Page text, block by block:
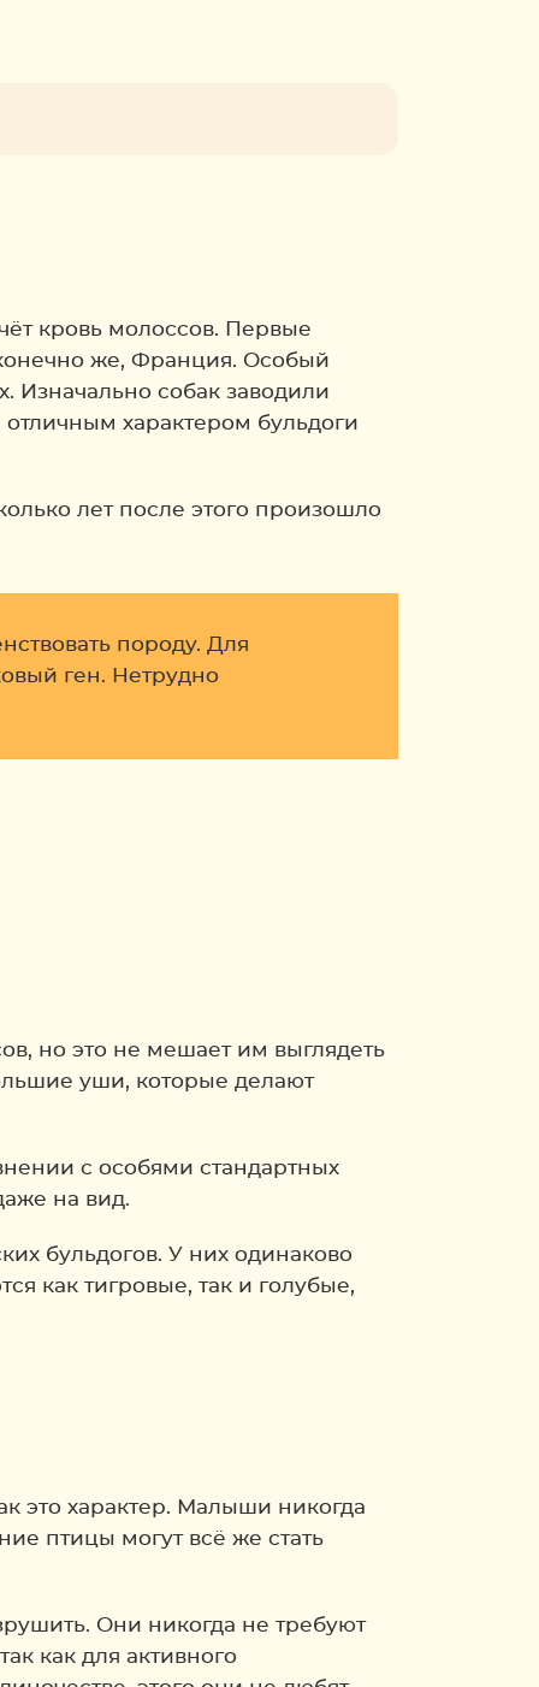
кровь молоссов. Первые
же, Франция. Особый
Изначально собак заводили
характером бульдоги
лет после этого произошло
породу. Для
ген. Нетрудно
но это не мешает им выглядеть
уши, которые делают
с особями стандартных
на вид.
бульдогов. У них одинаково
как тигровые, так и голубые,
это характер. Малыши никогда
птицы могут всё же стать
Они никогда не требуют
как для активного